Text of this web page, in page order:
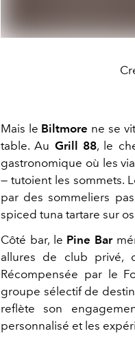
Mais le Biltmore ne se
table. Au Grill 88, le
gastronomique où les
— tutoient les sommets.
par des sommeliers
spiced tuna tartare sur
Côté bar, le Pine Bar
allures de club privé,
Récompensée par le
groupe sélectif de
reflète son
personnalisé et les